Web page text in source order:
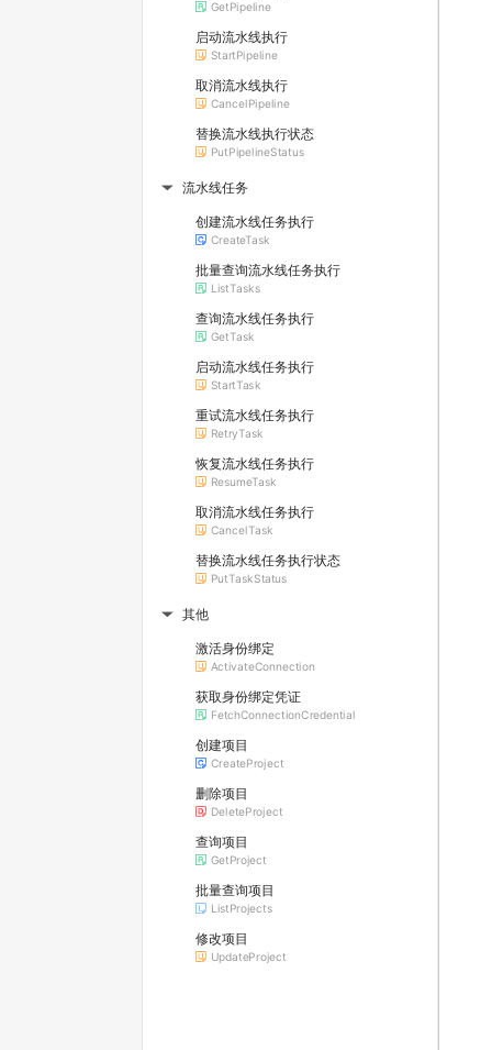
GetPipeline
启动流水线执行
StartPipeline
取消流水线执行
CancelPipeline
替换流水线执行状态
PutPipelineStatus
▶ 流水线任务
创建流水线任务执行
CreateTask
批量查询流水线任务执行
ListTasks
查询流水线任务执行
GetTask
启动流水线任务执行
StartTask
重试流水线任务执行
RetryTask
恢复流水线任务执行
ResumeTask
取消流水线任务执行
CancelTask
替换流水线任务执行状态
PutTaskStatus
▶ 其他
激活身份绑定
ActivateConnection
获取身份绑定凭证
FetchConnectionCredential
创建项目
CreateProject
删除项目
DeleteProject
查询项目
GetProject
批量查询项目
ListProjects
修改项目
UpdateProject